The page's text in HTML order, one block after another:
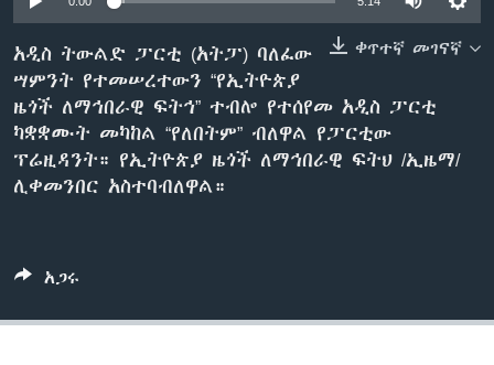
ቋንቋዎች
ቀጥተኛ መገናኛ
አዲስ ትውልድ ፓርቲ (አትፓ) ባለፈው
ሣምንት የተመሠረተውን “የኢትዮጵያ
ዜጎች ለማኅበራዊ ፍትኅ” ተብሎ የተሰየመ አዲስ ፓርቲ
ካቋቋሙት መካከል “የለበትም” ብለዋል የፓርቲው
ፕሬዚዳንት። የኢትዮጵያ ዜጎች ለማኅበራዊ ፍትህ /ኢዜማ/
ሊቀመንበር አስተባብለዋል።
አጋሩ